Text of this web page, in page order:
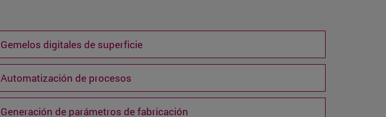
Gemelos digitales de superficie
Automatización de procesos
Generación de parámetros de fabricación